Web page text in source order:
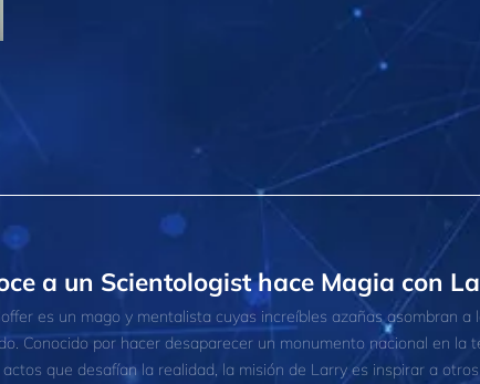
a un Scientologist hace Magia con
es un mago y mentalista cuyas increíbles azañas asombran a
Conocido por hacer desaparecer un monumento nacional en la
que desafían la realidad, la misión de Larry es inspirar a